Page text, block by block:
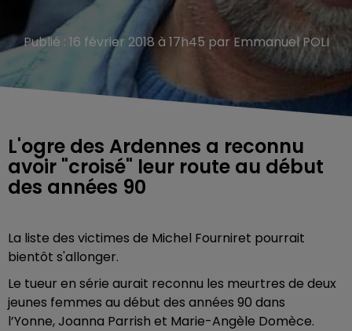
Publié : 16 février 2018 à 17h45 par Emmanuel POLI
L'ogre des Ardennes a reconnu
avoir "croisé" leur route au début
des années 90
La liste des victimes de Michel Fourniret pourrait
bientôt s'allonger.
Le tueur en série aurait reconnu les meurtres de deux
jeunes femmes au début des années 90 dans
l’Yonne, Joanna Parrish et Marie-Angèle Domèce.